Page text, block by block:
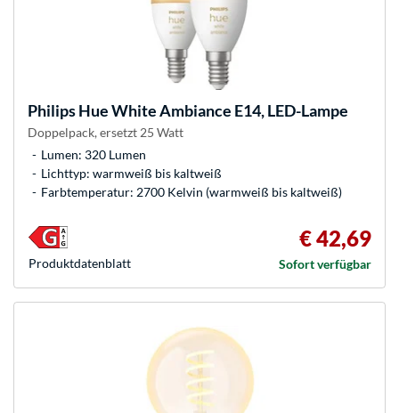
Philips HueWhite Ambiance E14, LED-Lampe
Doppelpack, ersetzt 25 Watt
Lumen: 320 Lumen
Lichttyp: warmweiß bis kaltweiß
Farbtemperatur: 2700 Kelvin (warmweiß bis kaltweiß)
€ 42,69
Sofort verfügbar
Produkt­datenblatt